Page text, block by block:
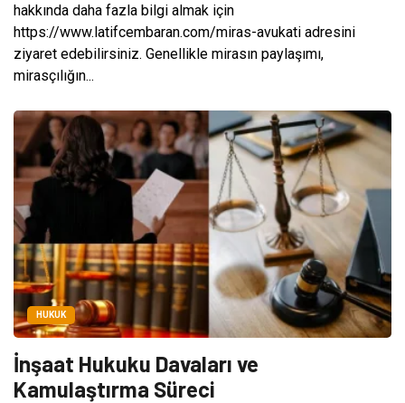
hakkında daha fazla bilgi almak için
https://www.latifcembaran.com/miras-avukati adresini
ziyaret edebilirsiniz. Genellikle mirasın paylaşımı,
mirasçılığın...
HUKUK
İnşaat Hukuku Davaları ve
Kamulaştırma Süreci